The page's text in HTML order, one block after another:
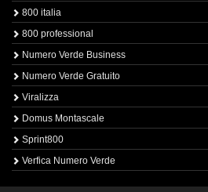
800 italia
800 professional
Numero Verde Business
Numero Verde Gratuito
Viralizza
Domus Montascale
Sprint800
Verfica Numero Verde